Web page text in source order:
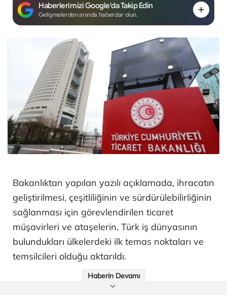
Haberlerimizi Google'da Takip Edin
Gelişmelerden anında haberdar olun.
Bakanlıktan yapılan yazılı açıklamada, ihracatın
geliştirilmesi, çeşitliliğinin ve sürdürülebilirliğinin
sağlanması için görevlendirilen ticaret
müşavirleri ve ataşelerin, Türk iş dünyasının
bulundukları ülkelerdeki ilk temas noktaları ve
temsilcileri olduğu aktarıldı.
Haberin Devamı